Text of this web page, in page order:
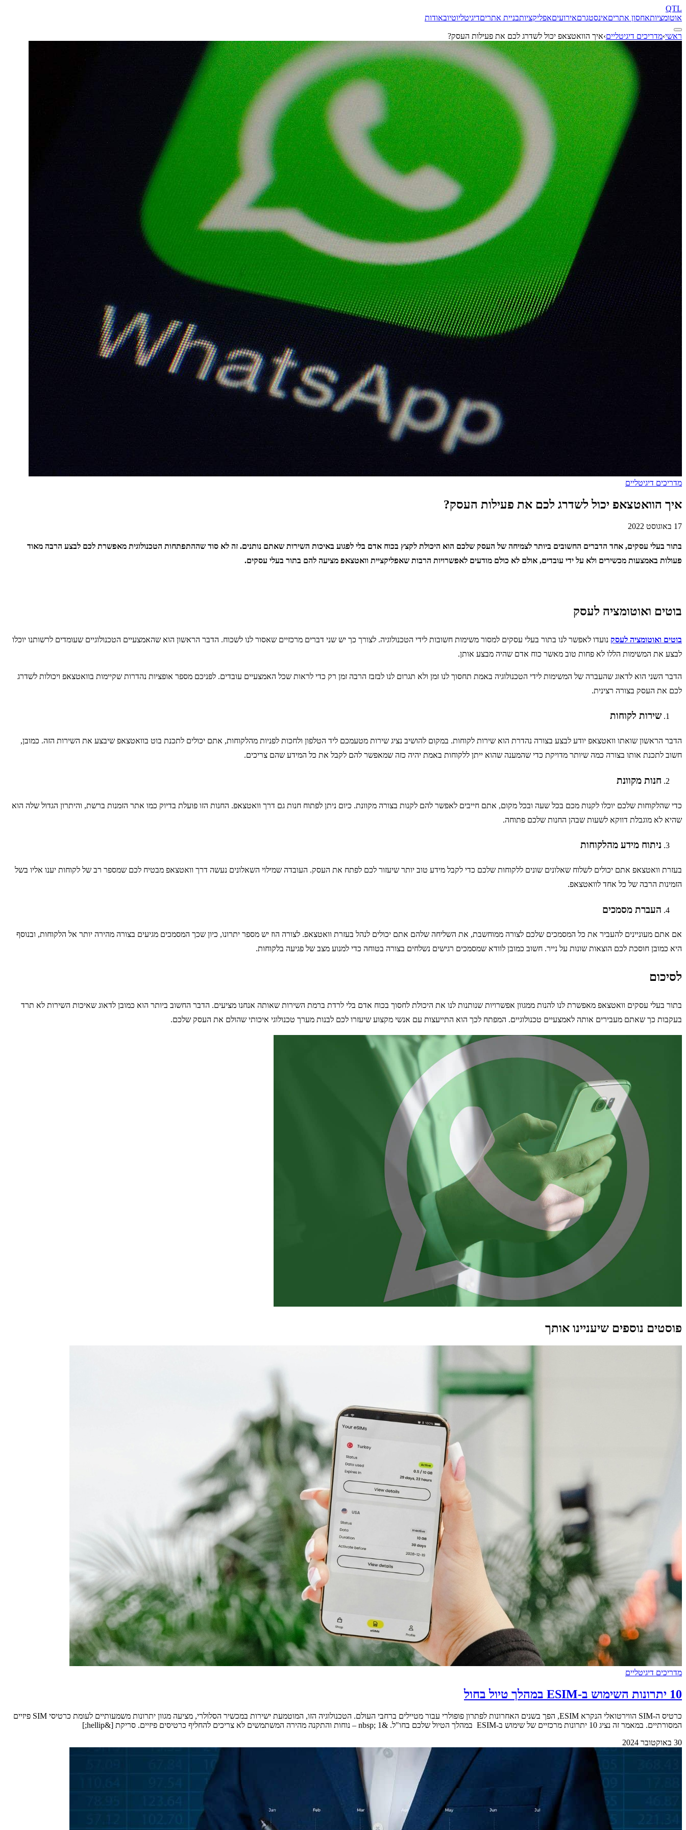
QTL
אוטומציותאחסון אתריםאינסטגרםאירועיםאפליקציותבניית אתריםדיגיטליוטיובאודות
ראשי›מדריכים דיגיטליים›איך הוואטצאפ יכול לשדרג לכם את פעילות העסק?
מדריכים דיגיטליים
איך הוואטצאפ יכול לשדרג לכם את פעילות העסק?
17 באוגוסט 2022
בתור בעלי עסקים, אחד הדברים החשובים ביותר לצמיחה של העסק שלכם הוא היכולת לקצץ בכוח אדם בלי לפגוע באיכות השירות שאתם נותנים. זה לא סוד שההתפתחות הטכנולוגית מאפשרת לכם לבצע הרבה מאוד
פעולות באמצעות מכשירים ולא על ידי עובדים, אולם לא כולם מודעים לאפשרויות הרבות שאפליקציית וואטצאפ מציעה להם בתור בעלי עסקים.
בוטים ואוטומציה לעסק
בוטים ואוטומציה לעסק נועדו לאפשר לנו בתור בעלי עסקים למסור משימות חשובות לידי הטכנולוגיה. לצורך כך יש שני דברים מרכזיים שאסור לנו לשכוח. הדבר הראשון הוא שהאמצעיים הטכנולוגיים שעומדים לרשותנו יוכלו
לבצע את המשימות הללו לא פחות טוב מאשר כוח אדם שהיה מבצע אותן.
הדבר השני הוא לדאוג שהעברה של המשימות לידי הטכנולוגיה באמת תחסוך לנו זמן ולא תגרום לנו לבזבז הרבה זמן רק כדי לראות שכל האמצעיים עובדים. לפניכם מספר אופציות נהדרות שקיימות בוואטצאפ ויכולות לשדרג
לכם את העסק בצורה רצינית.
שירות לקוחות
הדבר הראשון שואתו וואטצאפ יודע לבצע בצורה נהדרת הוא שירות לקוחות. במקום להושיב נציג שירות מטעמכם ליד הטלפון ולחכות לפניות מהלקוחות, אתם יכולים לתכנת בוט בוואטצאפ שיבצע את השירות הזה. כמובן,
חשוב לתכנת אותו בצורה כמה שיותר מדויקת כדי שהמענה שהוא ייתן ללקוחות באמת יהיה כזה שמאפשר להם לקבל את כל המידע שהם צריכים.
חנות מקוונת
כדי שהלקוחות שלכם יוכלו לקנות מכם בכל שעה ובכל מקום, אתם חייבים לאפשר להם לקנות בצורה מקוונת. כיום ניתן לפתוח חנות גם דרך וואטצאפ. החנות הזו פועלת בדיוק כמו אתר הזמנות ברשת, והיתרון הגדול שלה הוא
שהיא לא מוגבלת דווקא לשעות שבהן החנות שלכם פתוחה.
ניתוח מידע מהלקוחות
בעזרת וואטצאפ אתם יכולים לשלוח שאלונים שונים ללקוחות שלכם כדי לקבל מידע טוב יותר שיעזור לכם לפתח את העסק. העובדה שמילוי השאלונים נעשה דרך וואטצאפ מבטיח לכם שמספר רב של לקוחות יענו אליו בשל
הזמינות הרבה של כל אחד לוואטצאפ.
העברת מסמכים
אם אתם מעוניינים להעביר את כל המסמכים שלכם לצורה ממוחשבת, את השליחה שלהם אתם יכולים לנהל בעזרת וואטצאפ. לצורה הוז יש מספר יתרונו, כיון שכך המסמכים מגיעים בצורה מהירה יותר אל הלקוחות, ובנוסף
היא כמובן חוסכת לכם הוצאות שונות על נייר. חשוב כמובן לוודא שמסמכים רגישים נשלחים בצורה בטוחה כדי למנוע מצב של פגיעה בלקוחות.
לסיכום
בתור בעלי עסקים וואטצאפ מאפשרת לנו להנות ממגוון אפשרויות שנותנות לנו את היכולת לחסוך בכוח אדם בלי לרדת ברמת השירות שאותה אנחנו מציעים. הדבר החשוב ביותר הוא כמובן לדאוג שאיכות השירות לא תרד
בעקבות כך שאתם מעבירים אותה לאמצעיים טכנולוגיים. המפתח לכך הוא התייעצות עם אנשי מקצוע שיעזרו לכם לבנות מערך טכנולוגי איכותי שהולם את העסק שלכם.
פוסטים נוספים שיעניינו אותך
מדריכים דיגיטליים
10 יתרונות השימוש ב-ESIM במהלך טיול בחול
כרטיס ה-SIM הווירטואלי הנקרא ESIM, הפך בשנים האחרונות לפתרון פופולרי עבור מטיילים ברחבי העולם. הטכנולוגיה הזו, המוטמעת ישירות במכשיר הסלולרי, מציעה מגוון יתרונות משמעותיים לעומת כרטיסי SIM פיזיים
המסורתיים. במאמר זה נציג 10 יתרונות מרכזיים של שימוש ב-ESIM במהלך הטיול שלכם בחו"ל. &nbsp; 1 – נוחות והתקנה מהירה המשתמשים לא צריכים להחליף כרטיסים פיזיים. סריקת [&hellip;]
30 באוקטובר 2024